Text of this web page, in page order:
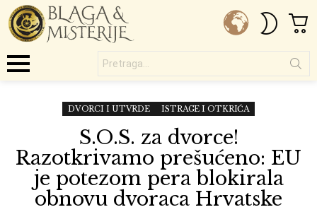
SKIN
DVORCI I UTVRDE ISTRAGE I OTKRIĆA
S.O.S. za dvorce!
Razotkrivamo prešućeno: EU
je potezom pera blokirala
obnovu dvoraca Hrvatske